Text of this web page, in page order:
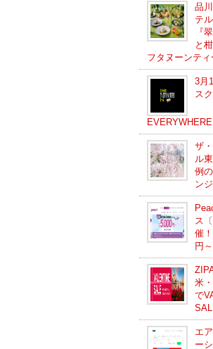
品
テ
『
と
フタヌーンティ
3月
ス
ザ
ル
例
ン
ス
催
円～
米
で
エ
ー